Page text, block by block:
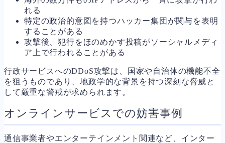
れる
特定の政治的意図を持つハッカー集団が関与を表明
することがある
攻撃後、犯行をほのめかす投稿がソーシャルメディ
ア上で行われることがある
行政サービスへのDDoS攻撃は、国家や自治体の機能不全
を狙うものであり、地政学的な背景を持つ深刻な脅威と
して厳重な警戒が求められます。
オンラインサービスでの妨害事例
通信事業者やエンターテインメント関連など、インター